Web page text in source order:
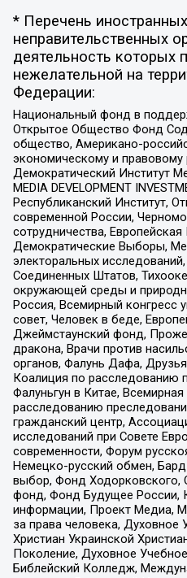
* Перечень
неправительственных
деятельность которых
нежелательной на
Федерации:
Национальный фонд в
Открытое Общество Фонд
общество, Американо-
экономическому и
Демократический Институт
MEDIA DEVELOPMENT
Республиканский Институт,
современной России,
сотрудничества,
Демократические Выборы,
электоральных
Соединенных Штатов,
окружающей среды и
Россия, Всемирный конгресс
совет, Человек в беде,
Джеймстаунский фонд,
дракона, Врачи против
органов, Фалунь Дафа, Друзья
Коалиция по расследованию
Фалуньгун в Китае,
расследованию
гражданский центр,
исследований при Совете
современности, Форум
Немецко-русский обмен,
выбор, Фонд Ходорковского,
фонд, Фонд Будущее России,
информации, Проект Медиа,
за права человека, Духовное
Христиан Украинской
Поколение, Духовное
Библейский Колледж,